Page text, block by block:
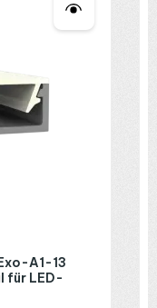
A1-13
für LED-